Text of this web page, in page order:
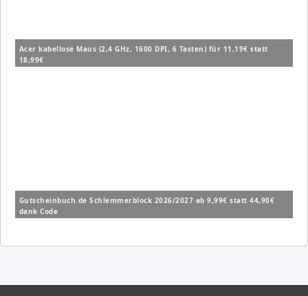
Acer kabellose Maus (2,4 GHz, 1600 DPI, 6 Tasten) für 11,19€ statt
18,99€
Gutscheinbuch.de Schlemmerblock 2026/2027 ab 9,99€ statt 44,90€
dank Code